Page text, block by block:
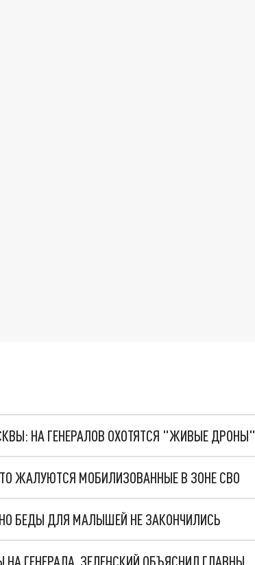
НА ГЕНЕРАЛОВ ОХОТЯТСЯ "ЖИВЫЕ ДРОНЫ"
ЖАЛУЮТСЯ МОБИЛИЗОВАННЫЕ В ЗОНЕ СВО
БЕДЫ ДЛЯ МАЛЫШЕЙ НЕ ЗАКОНЧИЛИСЬ